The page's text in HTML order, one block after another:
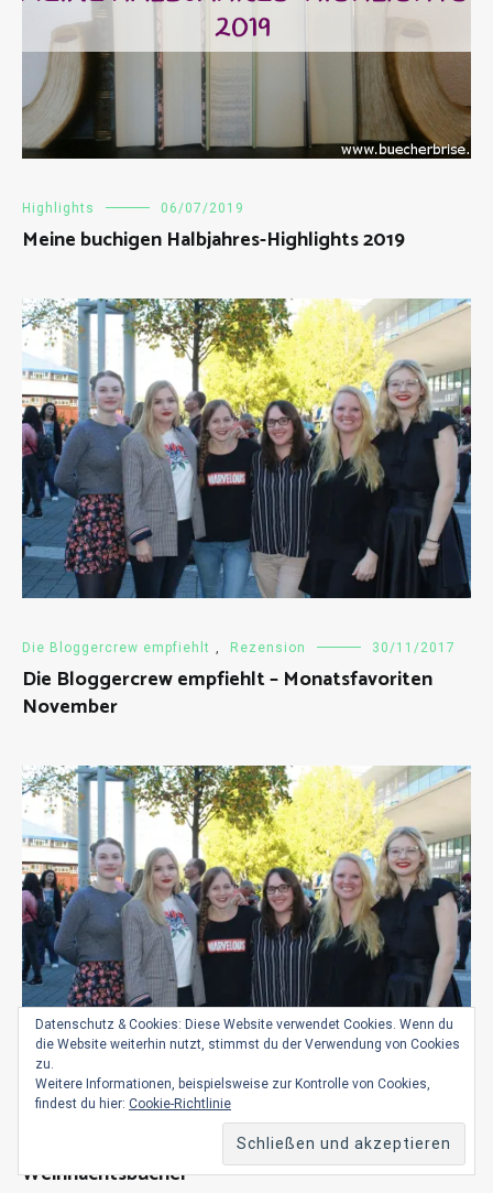
Highlights 06/07/2019
Meine buchigen Halbjahres-Highlights 2019
Die Bloggercrew empfiehlt , Rezension 30/11/2017
Die Bloggercrew empfiehlt – Monatsfavoriten
November
Die Bloggercrew empfiehlt
Bloggercrew empfiehlt… – Special
Weihnachtsbücher
Datenschutz & Cookies: Diese Website verwendet Cookies. Wenn du
die Website weiterhin nutzt, stimmst du der Verwendung von Cookies
zu.
Weitere Informationen, beispielsweise zur Kontrolle von Cookies,
findest du hier: Cookie-Richtlinie